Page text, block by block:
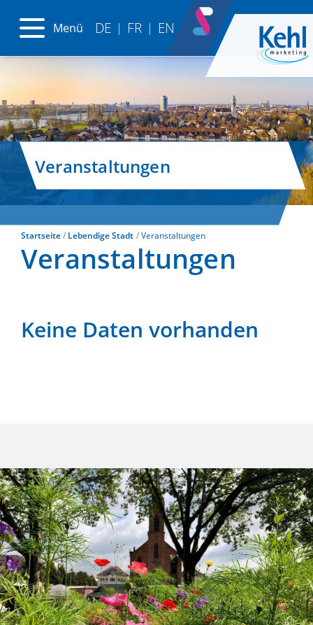
Menü DE | FR | EN
Veranstaltungen
Startseite Lebendige Stadt Veranstaltungen
Veranstaltungen
Keine Daten vorhanden